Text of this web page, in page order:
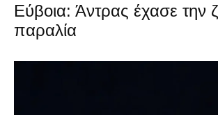
Εύβοια: Άντρας έχασε την
παραλία